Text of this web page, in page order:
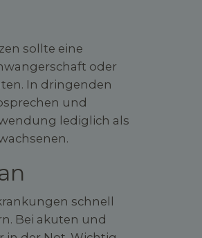
sollte eine
oder
In dringenden
und
lediglich als
schnell
Bei akuten und